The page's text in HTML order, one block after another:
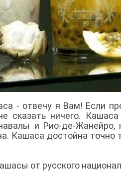
- отвечу я Вам! Если
сказать ничего.
и Рио-де-
Кашаса достойна точно
от русского